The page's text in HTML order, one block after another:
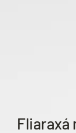
Fliaraxá